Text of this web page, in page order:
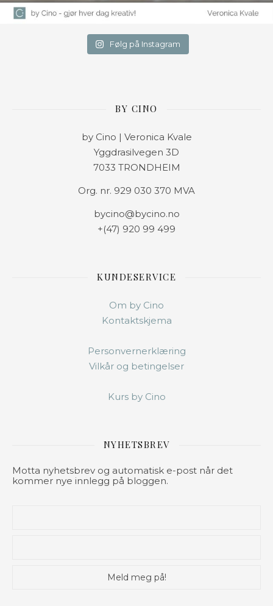
Følg på Instagram
BY CINO
by Cino | Veronica Kvale
Yggdrasilvegen 3D
7033 TRONDHEIM
Org. nr. 929 030 370 MVA
bycino@bycino.no
+(47) 920 99 499
KUNDESERVICE
Om by Cino
Kontaktskjema
Personvernerklæring
Vilkår og betingelser
Kurs by Cino
NYHETSBREV
Motta nyhetsbrev og automatisk e-post når det
kommer nye innlegg på bloggen.